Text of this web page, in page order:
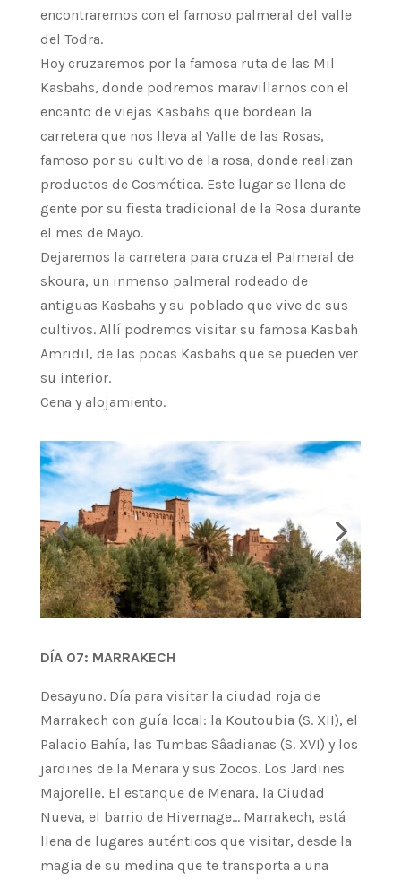
encontraremos con el famoso palmeral del valle
del Todra.
Hoy cruzaremos por la famosa ruta de las Mil
Kasbahs, donde podremos maravillarnos con el
encanto de viejas Kasbahs que bordean la
carretera que nos lleva al Valle de las Rosas,
famoso por su cultivo de la rosa, donde realizan
productos de Cosmética. Este lugar se llena de
gente por su fiesta tradicional de la Rosa durante
el mes de Mayo.
Dejaremos la carretera para cruza el Palmeral de
skoura, un inmenso palmeral rodeado de
antiguas Kasbahs y su poblado que vive de sus
cultivos. Allí podremos visitar su famosa Kasbah
Amridil, de las pocas Kasbahs que se pueden ver
su interior.
Cena y alojamiento.
DÍA 07: MARRAKECH
Desayuno. Día para visitar la ciudad roja de
Marrakech con guía local: la Koutoubia (S. XII), el
Palacio Bahía, las Tumbas Sâadianas (S. XVI) y los
jardines de la Menara y sus Zocos. Los Jardines
Majorelle, El estanque de Menara, la Ciudad
Nueva, el barrio de Hivernage… Marrakech, está
llena de lugares auténticos que visitar, desde la
magia de su medina que te transporta a una